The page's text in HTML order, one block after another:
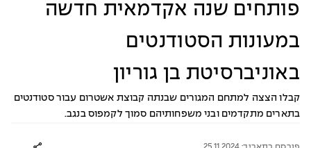
פותחים שנה אקדמאית חדשה
במעונות הסטודנטים
באוניברסיטת בן גוריון
קבלו הצצה למתחם המגורים שבנתה קבוצת אשטרום עבור סטודנטים
בתארים מתקדמים ובני משפחותיהם סמוך לקמפוס בנגב.